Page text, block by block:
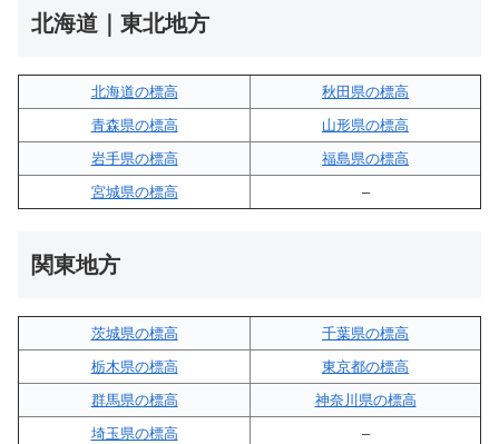
北海道｜東北地方
北海道の標高
秋田県の標高
青森県の標高
山形県の標高
岩手県の標高
福島県の標高
宮城県の標高
–
関東地方
茨城県の標高
千葉県の標高
栃木県の標高
東京都の標高
群馬県の標高
神奈川県の標高
埼玉県の標高
–